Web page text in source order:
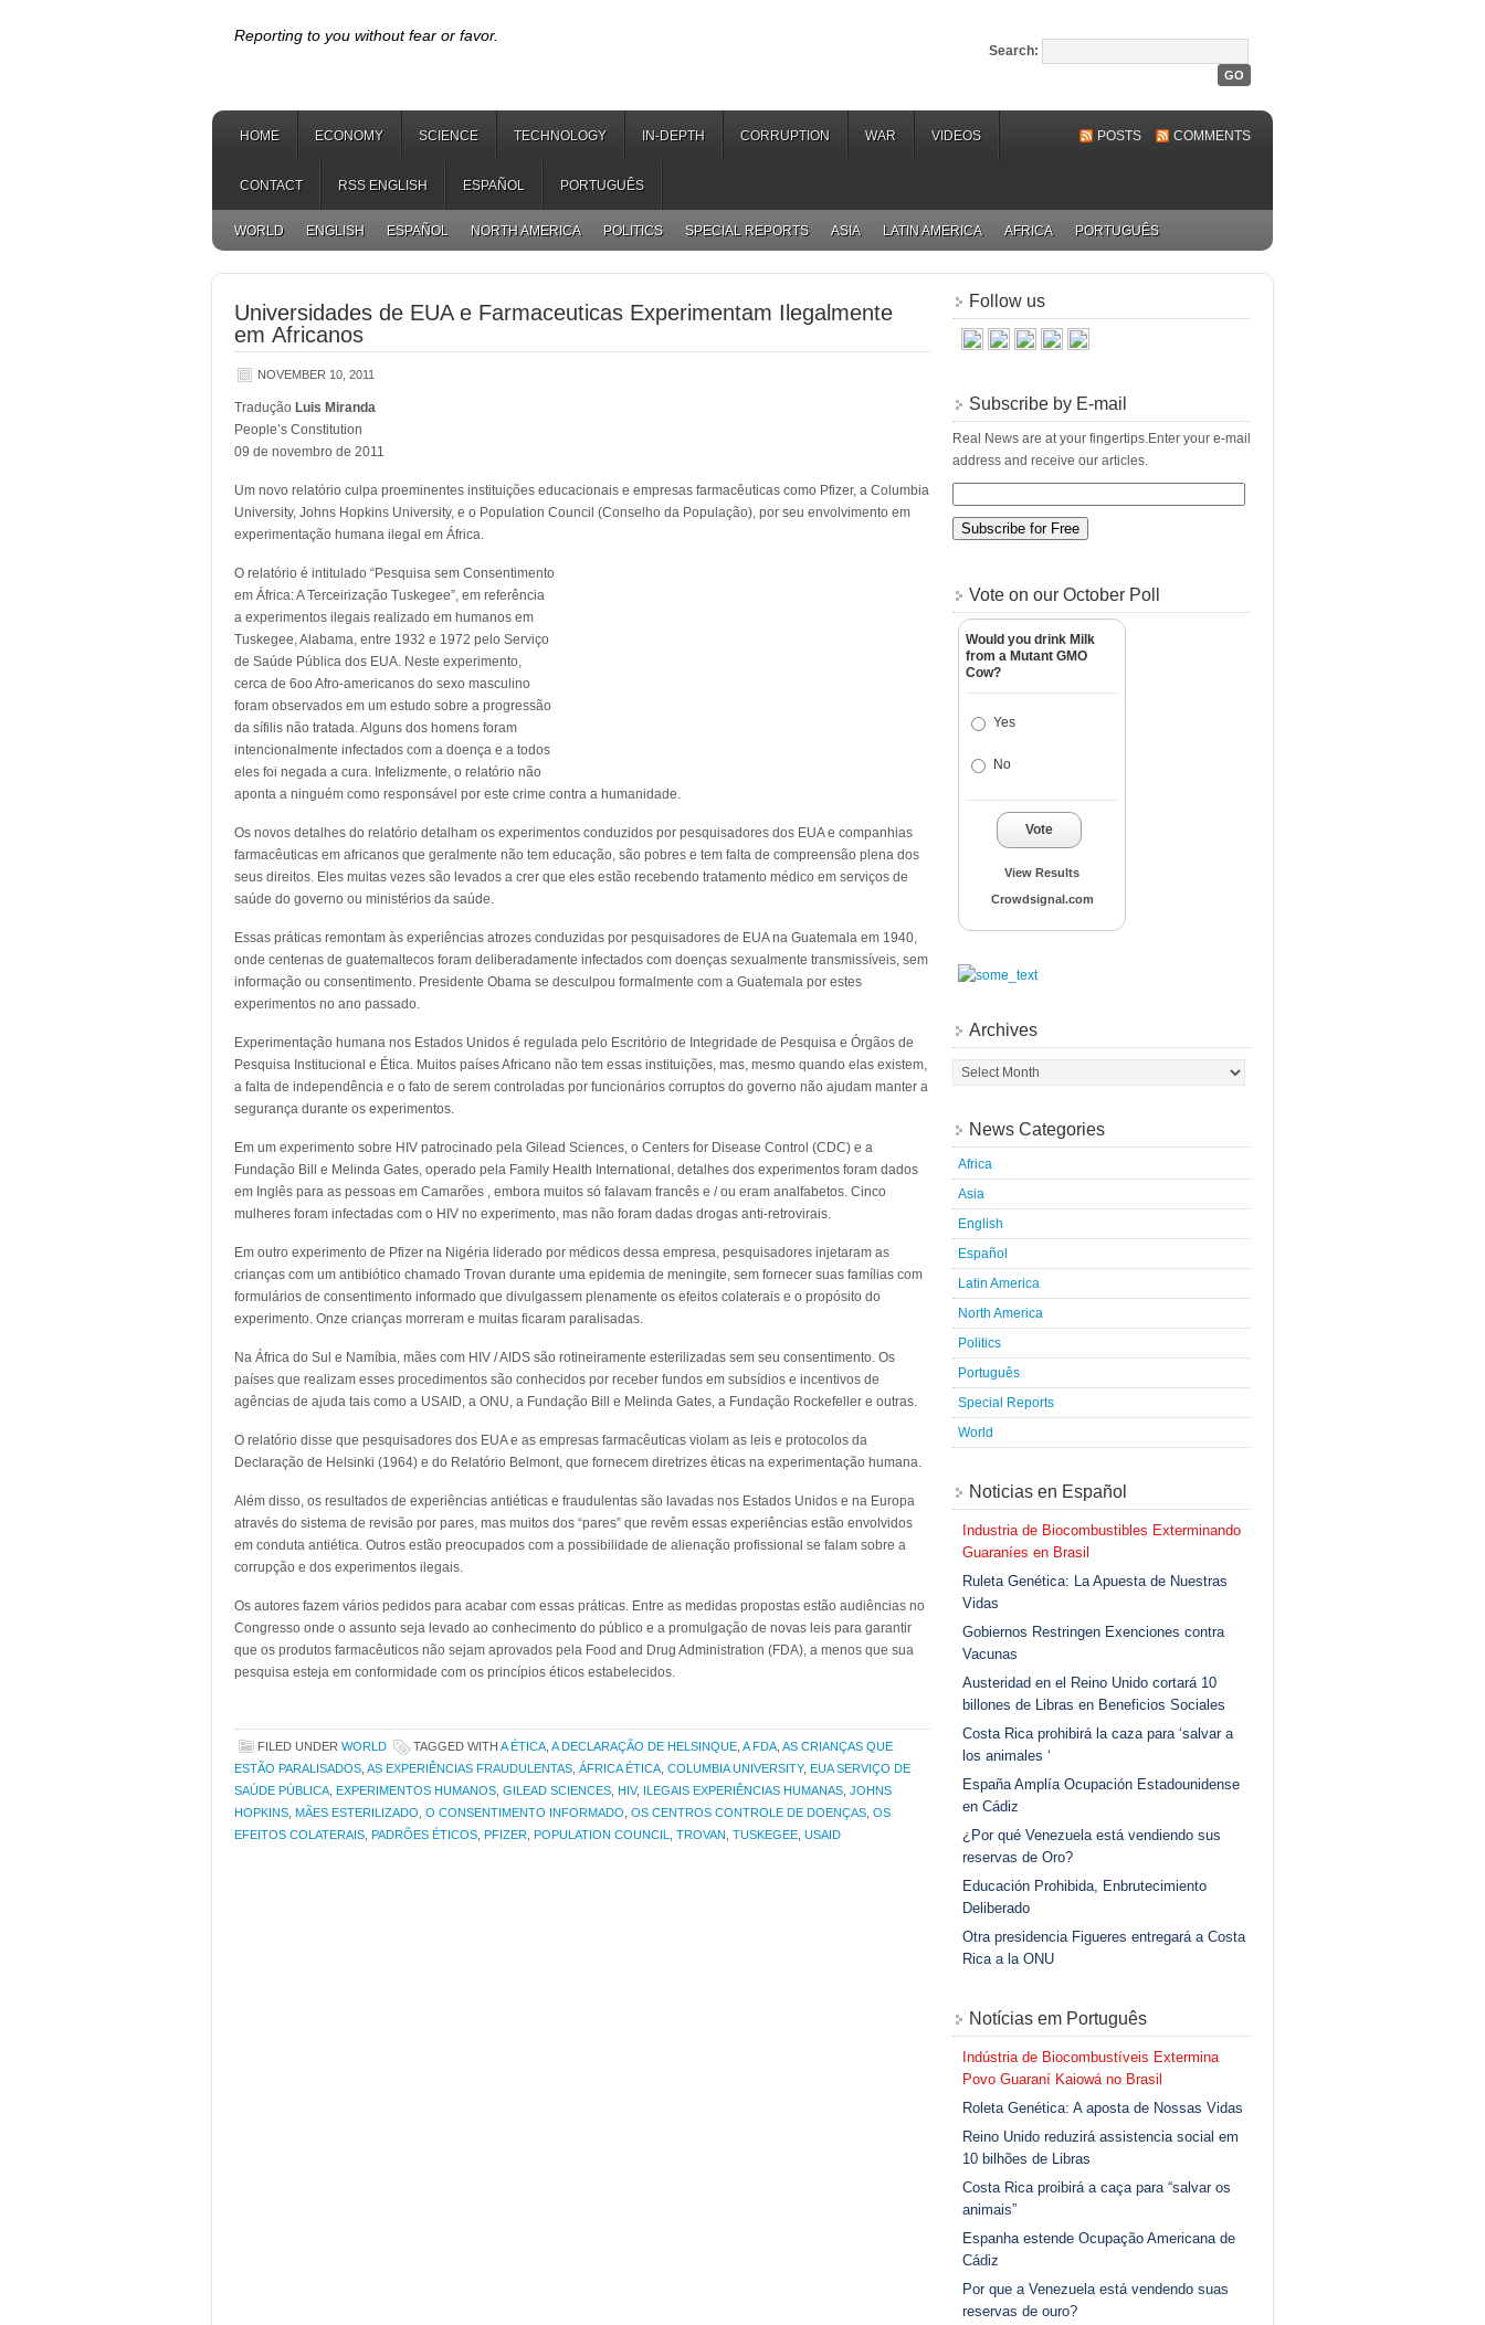
Reporting to you without fear or favor.
Search:
HOME ECONOMY SCIENCE TECHNOLOGY IN-DEPTH CORRUPTION WAR VIDEOS
CONTACT RSS ENGLISH ESPAÑOL PORTUGUÊS
POSTS COMMENTS
WORLD ENGLISH ESPAÑOL NORTH AMERICA POLITICS SPECIAL REPORTS ASIA LATIN AMERICA AFRICA PORTUGUÊS
Universidades de EUA e Farmaceuticas Experimentam Ilegalmente
em Africanos
NOVEMBER 10, 2011
Tradução Luis Miranda
People’s Constitution
09 de novembro de 2011
Um novo relatório culpa proeminentes instituições educacionais e empresas farmacêuticas como Pfizer, a Columbia
University, Johns Hopkins University, e o Population Council (Conselho da População), por seu envolvimento em
experimentação humana ilegal em África.
O relatório é intitulado “Pesquisa sem Consentimento
em África: A Terceirização Tuskegee”, em referência
a experimentos ilegais realizado em humanos em
Tuskegee, Alabama, entre 1932 e 1972 pelo Serviço
de Saúde Pública dos EUA. Neste experimento,
cerca de 6oo Afro-americanos do sexo masculino
foram observados em um estudo sobre a progressão
da sífilis não tratada. Alguns dos homens foram
intencionalmente infectados com a doença e a todos
eles foi negada a cura. Infelizmente, o relatório não
aponta a ninguém como responsável por este crime contra a humanidade.
Os novos detalhes do relatório detalham os experimentos conduzidos por pesquisadores dos EUA e companhias
farmacêuticas em africanos que geralmente não tem educação, são pobres e tem falta de compreensão plena dos
seus direitos. Eles muitas vezes são levados a crer que eles estão recebendo tratamento médico em serviços de
saúde do governo ou ministérios da saúde.
Essas práticas remontam às experiências atrozes conduzidas por pesquisadores de EUA na Guatemala em 1940,
onde centenas de guatemaltecos foram deliberadamente infectados com doenças sexualmente transmissíveis, sem
informação ou consentimento. Presidente Obama se desculpou formalmente com a Guatemala por estes
experimentos no ano passado.
Experimentação humana nos Estados Unidos é regulada pelo Escritório de Integridade de Pesquisa e Órgãos de
Pesquisa Institucional e Ética. Muitos países Africano não tem essas instituições, mas, mesmo quando elas existem,
a falta de independência e o fato de serem controladas por funcionários corruptos do governo não ajudam manter a
segurança durante os experimentos.
Em um experimento sobre HIV patrocinado pela Gilead Sciences, o Centers for Disease Control (CDC) e a
Fundação Bill e Melinda Gates, operado pela Family Health International, detalhes dos experimentos foram dados
em Inglês para as pessoas em Camarões , embora muitos só falavam francês e / ou eram analfabetos. Cinco
mulheres foram infectadas com o HIV no experimento, mas não foram dadas drogas anti-retrovirais.
Em outro experimento de Pfizer na Nigéria liderado por médicos dessa empresa, pesquisadores injetaram as
crianças com um antibiótico chamado Trovan durante uma epidemia de meningite, sem fornecer suas famílias com
formulários de consentimento informado que divulgassem plenamente os efeitos colaterais e o propósito do
experimento. Onze crianças morreram e muitas ficaram paralisadas.
Na África do Sul e Namíbia, mães com HIV / AIDS são rotineiramente esterilizadas sem seu consentimento. Os
países que realizam esses procedimentos são conhecidos por receber fundos em subsídios e incentivos de
agências de ajuda tais como a USAID, a ONU, a Fundação Bill e Melinda Gates, a Fundação Rockefeller e outras.
O relatório disse que pesquisadores dos EUA e as empresas farmacêuticas violam as leis e protocolos da
Declaração de Helsinki (1964) e do Relatório Belmont, que fornecem diretrizes éticas na experimentação humana.
Além disso, os resultados de experiências antiéticas e fraudulentas são lavadas nos Estados Unidos e na Europa
através do sistema de revisão por pares, mas muitos dos “pares” que revêm essas experiências estão envolvidos
em conduta antiética. Outros estão preocupados com a possibilidade de alienação profissional se falam sobre a
corrupção e dos experimentos ilegais.
Os autores fazem vários pedidos para acabar com essas práticas. Entre as medidas propostas estão audiências no
Congresso onde o assunto seja levado ao conhecimento do público e a promulgação de novas leis para garantir
que os produtos farmacêuticos não sejam aprovados pela Food and Drug Administration (FDA), a menos que sua
pesquisa esteja em conformidade com os princípios éticos estabelecidos.
FILED UNDER WORLD TAGGED WITH A ÉTICA A DECLARAÇÃO DE HELSINQUE A FDA AS CRIANÇAS QUE
ESTÃO PARALISADOS AS EXPERIÊNCIAS FRAUDULENTAS ÁFRICA ÉTICA COLUMBIA UNIVERSITY, EUA SERVIÇO DE
SAÚDE PÚBLICA EXPERIMENTOS HUMANOS GILEAD SCIENCES HIV, ILEGAIS EXPERIÊNCIAS HUMANAS JOHNS
HOPKINS MÃES ESTERILIZADO O CONSENTIMENTO INFORMADO OS CENTROS CONTROLE DE DOENÇAS OS
EFEITOS COLATERAIS PADRÕES ÉTICOS PFIZER POPULATION COUNCIL TROVAN TUSKEGEE USAID
Follow us
Subscribe by E-mail
Real News are at your fingertips.Enter your e-mail
address and receive our articles.
Vote on our October Poll
Would you drink Milk
from a Mutant GMO
Cow?
Yes
No
Vote
View Results
Crowdsignal.com
Archives
News Categories
Africa
Asia
English
Español
Latin America
North America
Politics
Português
Special Reports
World
Noticias en Español
Industria de Biocombustibles Exterminando
Guaraníes en Brasil
Ruleta Genética: La Apuesta de Nuestras
Vidas
Gobiernos Restringen Exenciones contra
Vacunas
Austeridad en el Reino Unido cortará 10
billones de Libras en Beneficios Sociales
Costa Rica prohibirá la caza para ‘salvar a
los animales ‘
España Amplía Ocupación Estadounidense
en Cádiz
¿Por qué Venezuela está vendiendo sus
reservas de Oro?
Educación Prohibida, Enbrutecimiento
Deliberado
Otra presidencia Figueres entregará a Costa
Rica a la ONU
Notícias em Português
Indústria de Biocombustíveis Extermina
Povo Guaraní Kaiowá no Brasil
Roleta Genética: A aposta de Nossas Vidas
Reino Unido reduzirá assistencia social em
10 bilhões de Libras
Costa Rica proibirá a caça para “salvar os
animais”
Espanha estende Ocupação Americana de
Cádiz
Por que a Venezuela está vendendo suas
reservas de ouro?